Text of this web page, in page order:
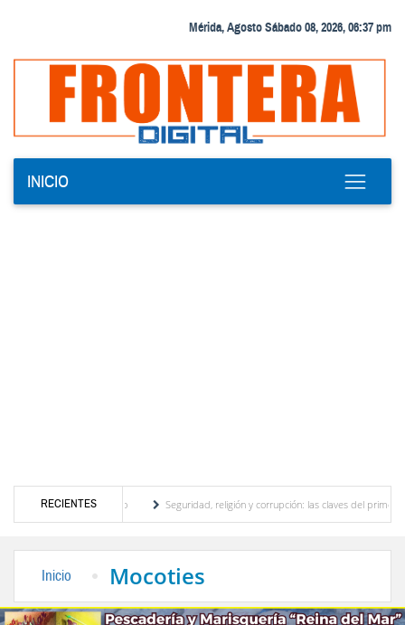
Mérida, Agosto Sábado 08, 2026, 06:37 pm
INICIO
RECIENTES
turístico merideño
Seguridad, religión y corrupción: las claves del primer
Inicio Mocoties